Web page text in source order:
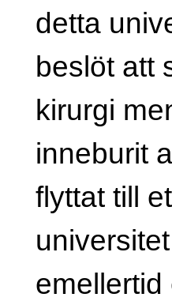
detta
beslöt att
kirurgi
inneburit
flyttat till